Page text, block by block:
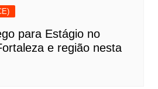
para Estágio no
e região nesta